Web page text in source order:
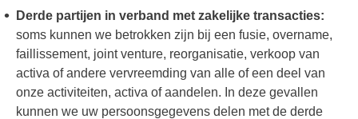
Derde partijen in verband met zakelijke transacties:
soms kunnen we betrokken zijn bij een fusie, overname,
faillissement, joint venture, reorganisatie, verkoop van
activa of andere vervreemding van alle of een deel van
onze activiteiten, activa of aandelen. In deze gevallen
kunnen we uw persoonsgegevens delen met de derde